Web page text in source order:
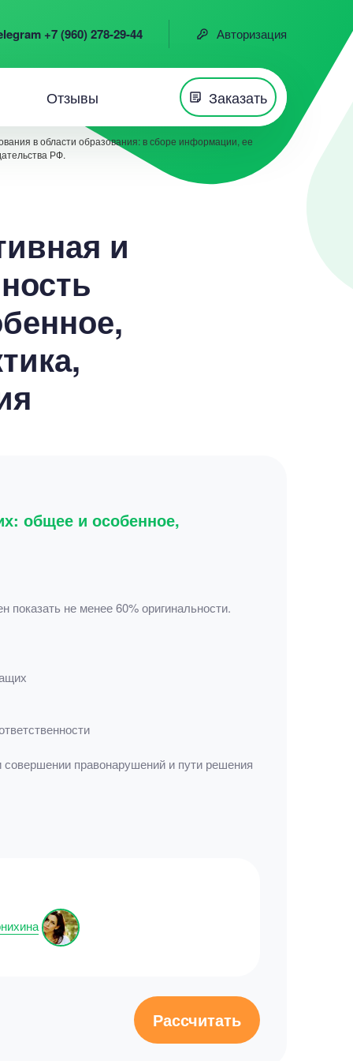
+7 (960) 278-29-44 Авторизация
Отзывы Заказать
в области образования: в сборе информации, ее
РФ.
и
общее и особенное,
не менее 60% оригинальности.
правонарушений и пути решения
Рассчитать